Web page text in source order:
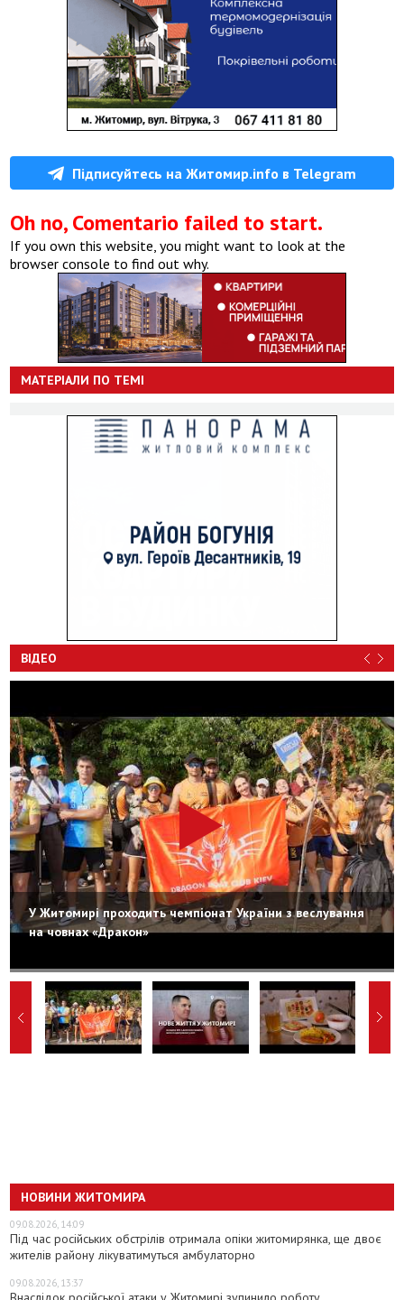
Підписуйтесь на Житомир.info в Telegram
Oh no, Comentario failed to start.
If you own this website, you might want to look at the
browser console to find out why.
МАТЕРІАЛИ ПО ТЕМІ
ВІДЕО
У Житомирі проходить чемпіонат України з веслування
на човнах «Дракон»
НОВИНИ ЖИТОМИРА
09.08.2026, 14:09
Під час російських обстрілів отримала опіки житомирянка, ще двоє
жителів району лікуватимуться амбулаторно
09.08.2026, 13:37